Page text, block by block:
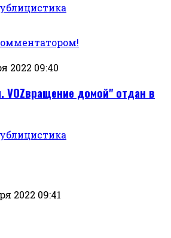
2022 09:40
VOZвращение домой" отдан в
2022 09:41